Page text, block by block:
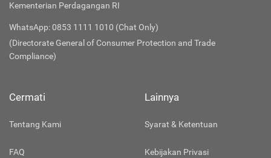
Kementerian Perdagangan RI
WhatsApp: 0853 1111 1010 (Chat Only)
(Directorate General of Consumer Protection and Trade
Compliance)
Cermati
Tentang Kami
FAQ
Lainnya
Syarat & Ketentuan
Kebijakan Privasi